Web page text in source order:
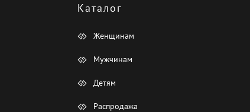
Каталог
Женщинам
Мужчинам
Детям
Распродажа